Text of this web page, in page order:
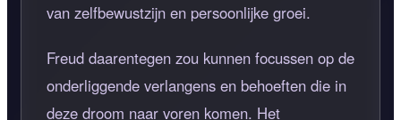
van zelfbewustzijn en persoonlijke groei.
Freud daarentegen zou kunnen focussen op de
onderliggende verlangens en behoeften die in
deze droom naar voren komen. Het